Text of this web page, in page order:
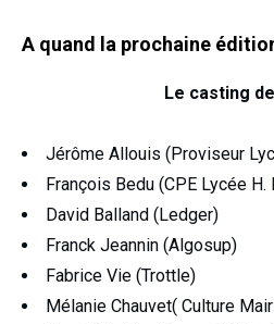
A quand la prochaine
Le casting
Jérôme Allouis (Proviseur
François Bedu (CPE Lycée H.
David Balland (Ledger)
Franck Jeannin (Algosup)
Fabrice Vie (Trottle)
Mélanie Chauvet( Culture